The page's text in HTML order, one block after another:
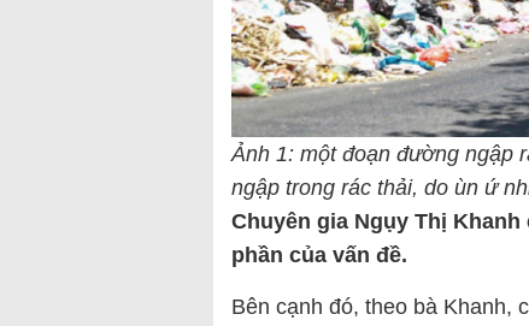
Ảnh 1: một đoạn đường ngập
ngập trong rác thải, do ùn ứ
Chuyên gia Ngụy Thị
phần của vấn đề.
Bên cạnh đó, theo bà Khanh,